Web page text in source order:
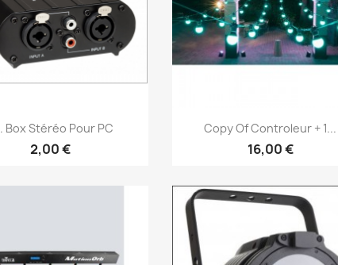
Vorschau
Box Stéréo Pour PC
2,00 €
Vorschau
Copy Of Controleur + 1...
16,00 €